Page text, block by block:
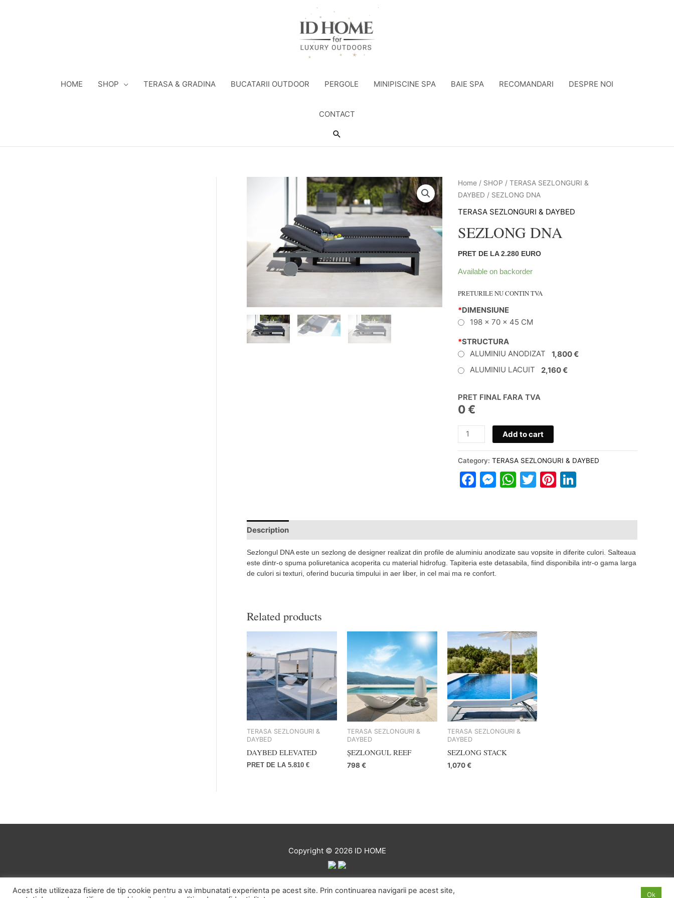
HOME SHOP TERASA & GRADINA BUCATARII OUTDOOR PERGOLE MINIPISCINE SPA BAIE SPA RECOMANDARI DESPRE NOI
CONTACT
Search
Home/ SHOP / TERASA SEZLONGURI &
DAYBED / SEZLONG DNA
TERASA SEZLONGURI & DAYBED
SEZLONG DNA
PRET DE LA 2.280 EURO
Available on backorder
PRETURILE NU CONTIN TVA
*DIMENSIUNE
198 x 70 x 45 CM
*STRUCTURA
ALUMINIU ANODIZAT
1,800 €
ALUMINIU LACUIT
2,160 €
PRET FINAL FARA TVA
0 €
SEZLONG
DNA
Add to cart
Category: TERASA SEZLONGURI & DAYBED
Facebook
Messenger
WhatsApp
Twitter
Pinterest
LinkedIn
Description
Sezlongul DNA este un sezlong de designer realizat din profile de aluminiu anodizate sau vopsite in diferite culori. Salteaua
este dintr-o spuma poliuretanica acoperita cu material hidrofug. Tapiteria este detasabila, fiind disponibila intr-o gama larga
de culori si texturi, oferind bucuria timpului in aer liber, in cel mai ma re confort.
Related products
TERASA SEZLONGURI &
DAYBED
DAYBED ELEVATED
PRET DE LA 5.810 €
TERASA SEZLONGURI &
DAYBED
ȘEZLONGUL REEF
798€
TERASA SEZLONGURI &
DAYBED
SEZLONG STACK
1,070€
Copyright © 2026 ID HOME
POLITICA DE CONFIDENTIALITATE POLITICA PRIVIND FISIERELE COOKIE TERMENI SI CONDITII
Acest site utilizeaza fisiere de tip cookie pentru a va imbunatati experienta pe acest site. Prin continuarea navigarii pe acest site,
Ok